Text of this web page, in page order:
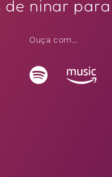
de ninar
Ouça com...